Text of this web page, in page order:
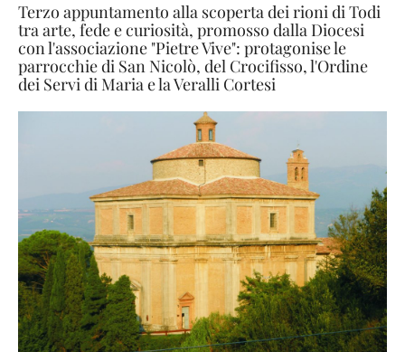
Terzo appuntamento alla scoperta dei rioni di Todi
tra arte, fede e curiosità, promosso dalla Diocesi
con l'associazione "Pietre Vive": protagonise le
parrocchie di San Nicolò, del Crocifisso, l'Ordine
dei Servi di Maria e la Veralli Cortesi